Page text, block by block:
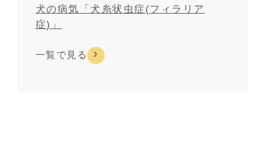
犬の病気「犬糸状虫症(フィラリア
症)」
一覧で見る